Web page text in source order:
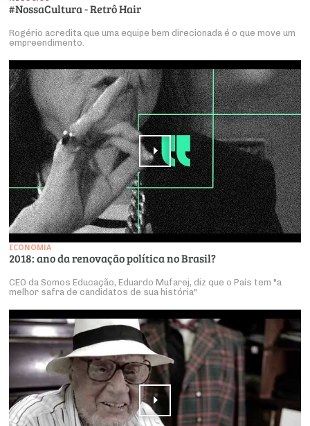
#NossaCultura - Retrô Hair
Rogério acredita que uma equipe bem direcionada é o que move um
empreendimento.
ECONOMIA
2018: ano da renovação política no Brasil?
CEO da Somos Educação, Eduardo Mufarej, diz que o País tem "a
melhor safra de candidatos de sua história"